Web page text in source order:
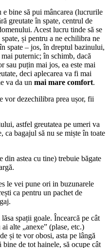
bine să pui mâncarea (lucrurile
greutate în spate, centrul de
Acest lucru tinde să se
și pentru a ne echilibra ne
spate – jos, în dreptul bazinului,
puternic; în schimb, dacă
sau puțin mai jos, ea este mai
deci aplecarea va fi mai
va da un mai mare comfort.
vor dezechilibra prea ușor, fii
astfel greutatea pe umeri va
bagajul să nu se miște în toate
din astea cu tine) trebuie băgate
le vei pune ori in buzunarele
ca pentru un pachet de
spații goale. Încearcă pe cât
alte „anexe” (plase, etc.)
și te vor obosi, asta pe lângă
bine de tot hainele, să ocupe cât